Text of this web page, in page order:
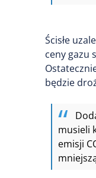
Ścisłe
ceny gazu
będzie
musieli
emisji